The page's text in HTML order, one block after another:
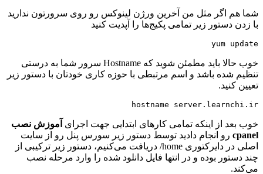
شما هم اگر مثل من آخرین ورژن لینوکس رو روی سرورتون ندارید
با زدن دستور زیر تمامی پکیج‌ها را آپدیت کنید
yum update
خوب حالا باید مطمئن شوید که Hostname سرور شما به درستی
تنظیم شده باشد و اسم مرتبطی با حوزه کاری خودتان با دستور زیر
تعیین کنید.
hostname server.learnchi.ir
خوب بعد از اینکه تمامی کارهای ابتدایی جهت اجرای آموزش نصب
cpanel رو انجام دادید توسط دستور زیر سورس پنل رو از سایت
اصلی در دایرکتوری home/ دریافت می‌کنیم، دستور زیر ترکیبی از
چند دستور بوده و در انتها فایل دانلود شده را وارد مرحله نصب
می‌کند.